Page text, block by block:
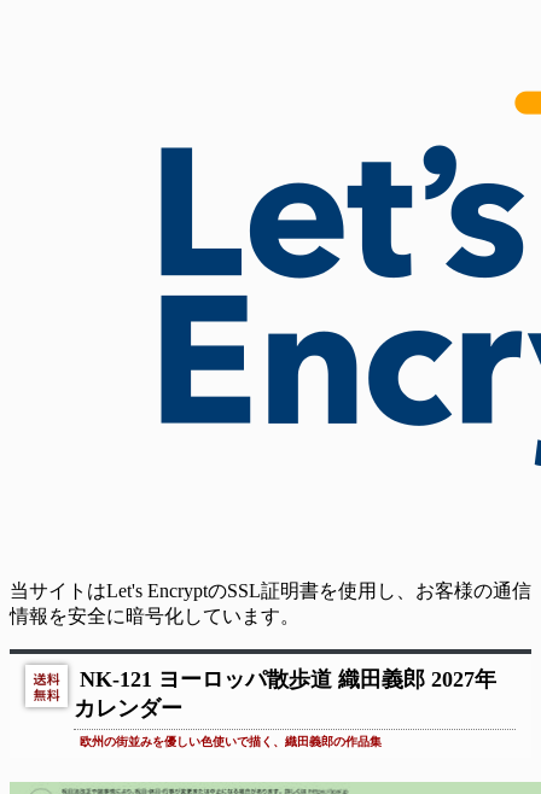
当サイトはLet's EncryptのSSL証明書を使用し、お客様の通信
情報を安全に暗号化しています。
NK-121 ヨーロッパ散歩道 織田義郎 2027年
カレンダー
欧州の街並みを優しい色使いで描く、織田義郎の作品集